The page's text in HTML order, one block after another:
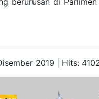
2019 | Hits: